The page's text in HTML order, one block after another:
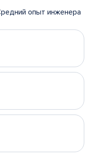
опыт инженера